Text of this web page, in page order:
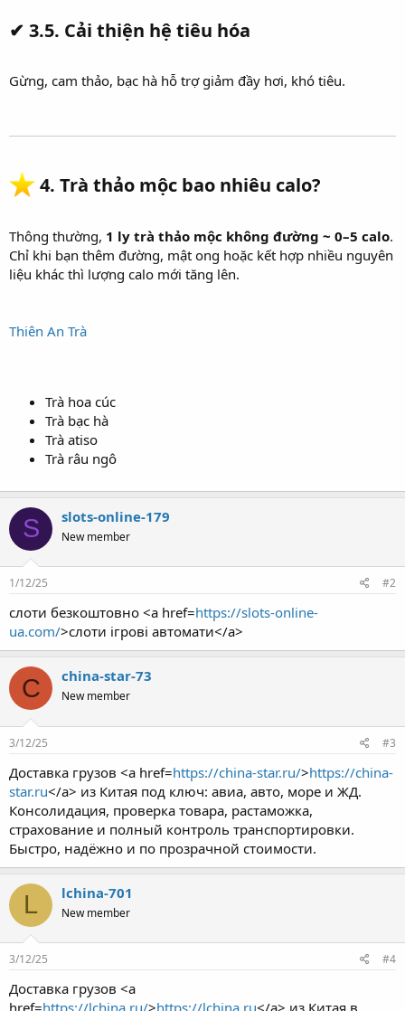
✔ 3.5. Cải thiện hệ tiêu hóa
Gừng, cam thảo, bạc hà hỗ trợ giảm đầy hơi, khó tiêu.
4. Trà thảo mộc bao nhiêu calo?
Thông thường, 1 ly trà thảo mộc không đường ~ 0–5 calo.
Chỉ khi bạn thêm đường, mật ong hoặc kết hợp nhiều nguyên
liệu khác thì lượng calo mới tăng lên.
Thiên An Trà
Trà hoa cúc
Trà bạc hà
Trà atiso
Trà râu ngô
S slots-online-179
New member
1/12/25 #2
слоти безкоштовно <a href=https://slots-online-
ua.com/>слоти ігрові автомати</a>
C china-star-73
New member
3/12/25 #3
Доставка грузов <a href=https://china-star.ru/>https://china-
star.ru</a> из Китая под ключ: авиа, авто, море и ЖД.
Консолидация, проверка товара, растаможка,
страхование и полный контроль транспортировки.
Быстро, надёжно и по прозрачной стоимости.
L lchina-701
New member
3/12/25 #4
Доставка грузов <a